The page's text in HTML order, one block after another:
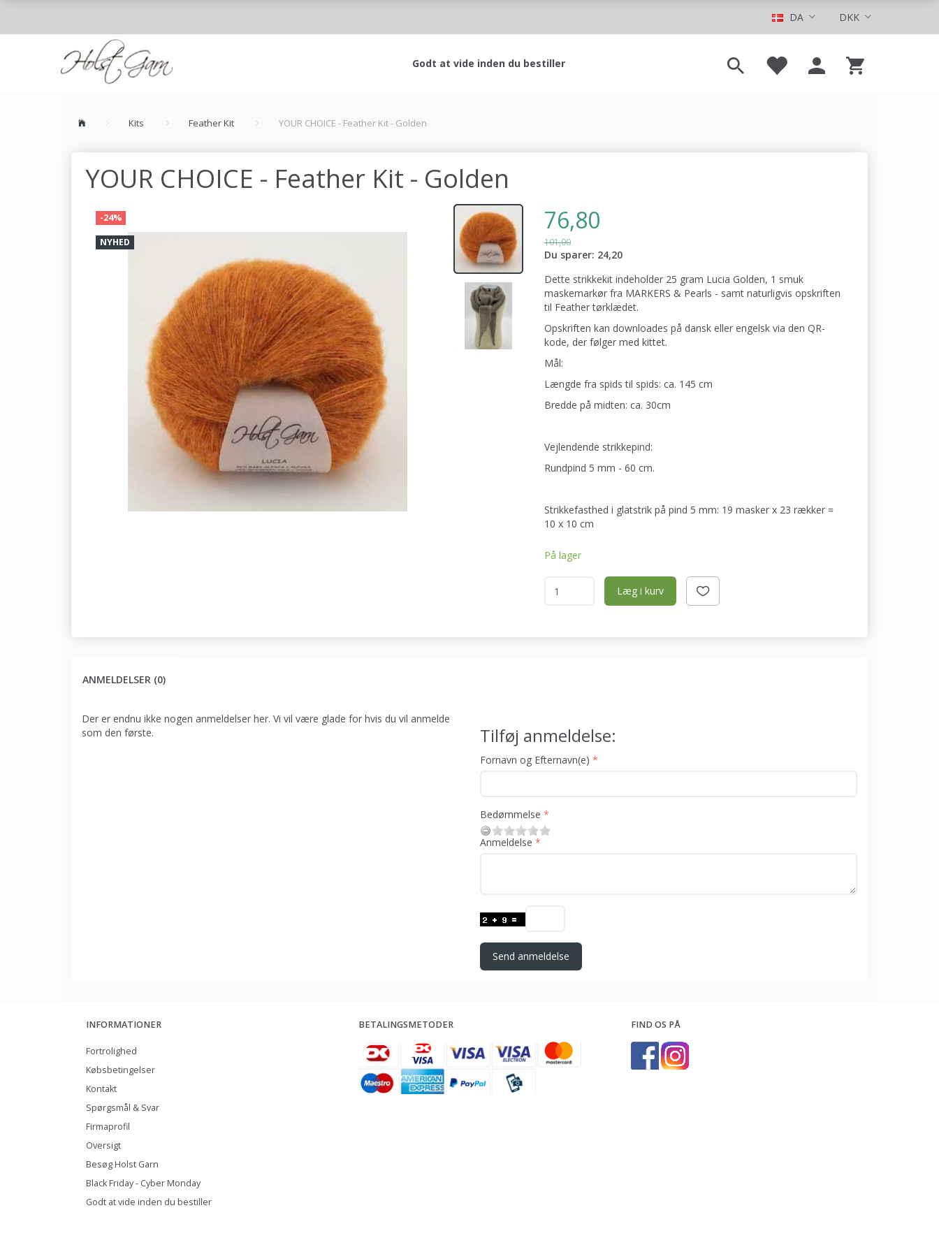
DKK
DA
Godt at vide inden du bestiller
Kits Feather Kit YOUR CHOICE - Feather Kit - Golden
YOUR CHOICE - Feather Kit - Golden
-24%
NYHED
76,80
101,00
Du sparer: 24,20
Dette strikkekit indeholder 25 gram Lucia Golden, 1 smuk
maskemarkør fra MARKERS & Pearls - samt naturligvis opskriften
til Feather tørklædet.
Opskriften kan downloades på dansk eller engelsk via den QR-
kode, der følger med kittet.
Mål:
Længde fra spids til spids: ca. 145 cm
Bredde på midten: ca. 30cm
Vejlendende strikkepind:
Rundpind 5 mm - 60 cm.
Strikkefasthed i glatstrik på pind 5 mm: 19 masker x 23 rækker =
10 x 10 cm
På lager
Læg i kurv
ANMELDELSER (0)
Der er endnu ikke nogen anmeldelser her. Vi vil være glade for hvis du vil anmelde
som den første.
Tilføj anmeldelse:
Fornavn og Efternavn(e)
Bedømmelse
Anmeldelse
Send anmeldelse
INFORMATIONER
Fortrolighed
Købsbetingelser
Kontakt
Spørgsmål & Svar
Firmaprofil
Oversigt
Besøg Holst Garn
Black Friday - Cyber Monday
Godt at vide inden du bestiller
BETALINGSMETODER FIND OS PÅ